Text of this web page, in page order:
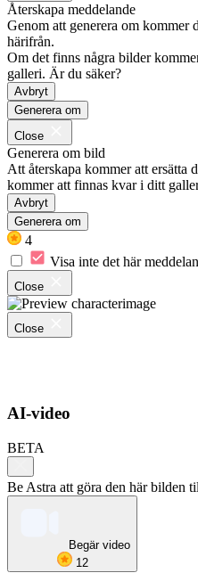
Återskapa meddelande
Genom att generera om kommer
härifrån.
Om det finns några bilder
galleri. Är du säker?
Avbryt
Generera om
Close
Generera om bild
Att återskapa kommer att ersätta
kommer att finnas kvar i ditt
Avbryt
Generera om
4
Visa inte det här
Close
Close
AI-video
BETA
Be Astra att göra den här bilden
Begär video
12